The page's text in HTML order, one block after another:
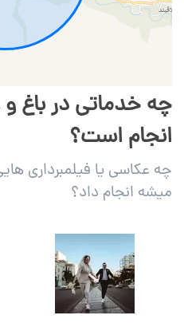
چه خدماتی در باغ
انجام است؟
چه عکاسی یا فیلمبرداری
میشه انجام داد؟